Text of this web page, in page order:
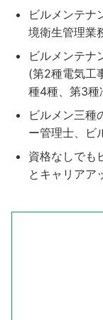
ビルメンテナ
境衛生管理業
ビルメンテナ
(第2種電気工
種4種、第3種
ビルメン三種
ー管理士、ビ
資格なしでも
とキャリアア